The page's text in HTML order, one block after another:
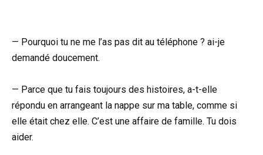
— Pourquoi tu ne me l’as pas dit au téléphone ? ai-je
demandé doucement.
— Parce que tu fais toujours des histoires, a-t-elle
répondu en arrangeant la nappe sur ma table, comme si
elle était chez elle. C’est une affaire de famille. Tu dois
aider.